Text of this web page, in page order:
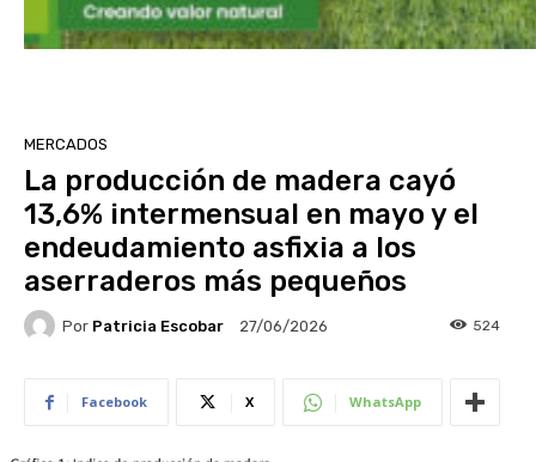
MERCADOS
La producción de madera cayó
13,6% intermensual en mayo y el
endeudamiento asfixia a los
aserraderos más pequeños
Por Patricia Escobar 27/06/2026 524
Facebook X WhatsApp